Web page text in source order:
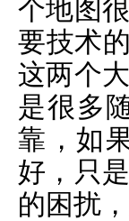
个地图
要技术
这两个
是很多
靠，如
好，只
的困扰